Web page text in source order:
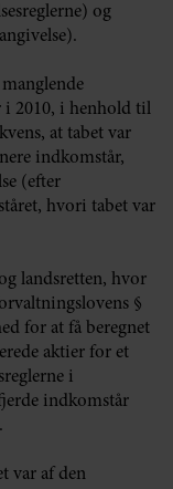
og
i 2010, i henhold til
at tabet var
indkomstår,
(efter
hvori tabet var
landsretten, hvor
§
for at få beregnet
aktier for et
i
indkomstår
var af den